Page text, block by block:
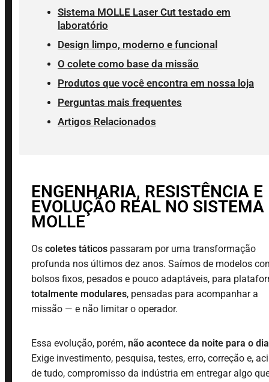
Sistema MOLLE Laser Cut testado em
laboratório
Design limpo, moderno e funcional
O colete como base da missão
Produtos que você encontra em nossa loja
Perguntas mais frequentes
Artigos Relacionados
ENGENHARIA, RESISTÊNCIA E
EVOLUÇÃO REAL NO SISTEMA
MOLLE
Os coletes táticos passaram por uma transformação
profunda nos últimos dez anos. Saímos de modelos
bolsos fixos, pesados e pouco adaptáveis, para
totalmente modulares, pensadas para acompanhar a
missão — e não limitar o operador.
Essa evolução, porém, não acontece da noite para o dia
Exige investimento, pesquisa, testes, erro, correção e,
de tudo, compromisso da indústria em entregar algo